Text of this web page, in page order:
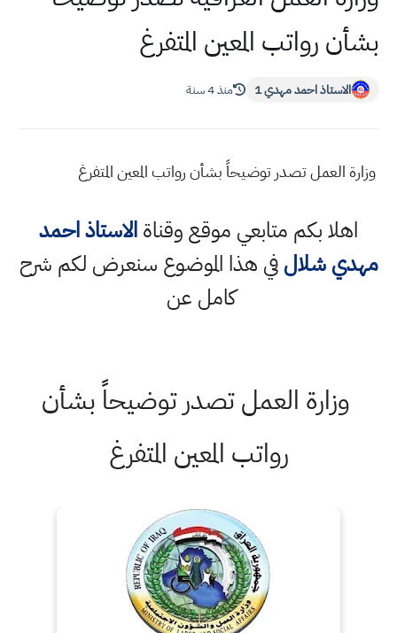
بشأن رواتب المعين المتفرغ
الاستاذ احمد مهدي 1 منذ 4 سنة
وزارة العمل تصدر توضيحاً بشأن رواتب المعين المتفرغ
اهلا بكم متابعي موقع وقناةالاستاذ احمد
مهدي شلالفي هذا الموضوع سنعرض لكم شرح
كامل عن
وزارة العمل تصدر توضيحاً بشأن
رواتب المعين المتفرغ